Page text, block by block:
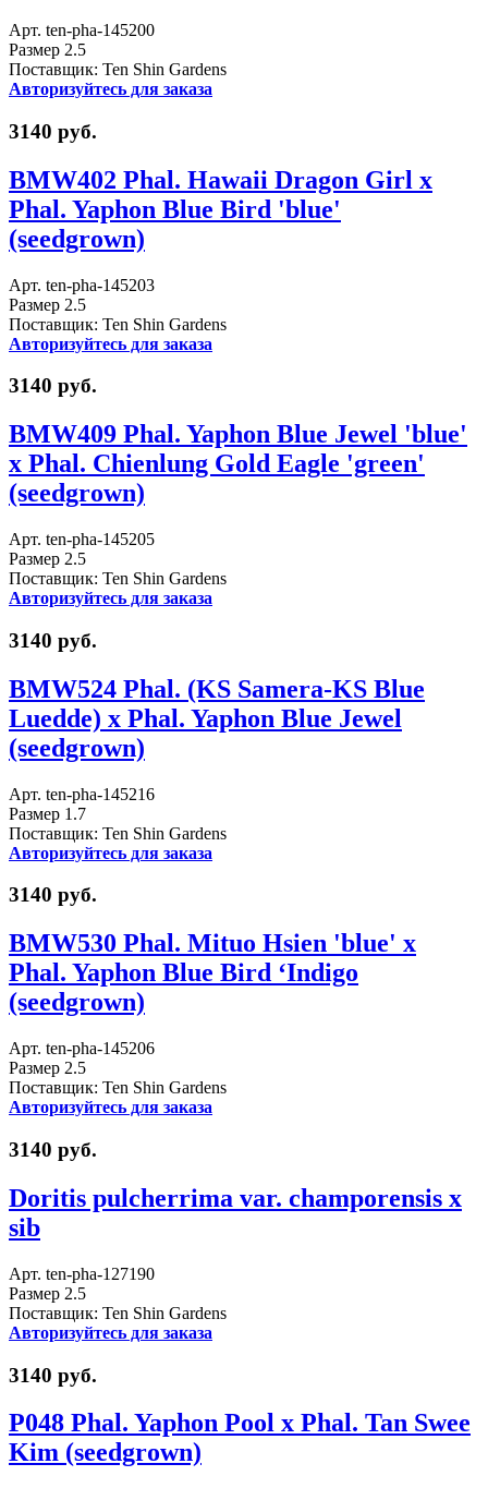
Арт. ten-pha-145200
Размер 2.5
Поставщик: Ten Shin Gardens
Авторизуйтесь для заказа
3140 руб.
BMW402 Phal. Hawaii Dragon Girl x
Phal. Yaphon Blue Bird 'blue'
(seedgrown)
Арт. ten-pha-145203
Размер 2.5
Поставщик: Ten Shin Gardens
Авторизуйтесь для заказа
3140 руб.
BMW409 Phal. Yaphon Blue Jewel 'blue'
x Phal. Chienlung Gold Eagle 'green'
(seedgrown)
Арт. ten-pha-145205
Размер 2.5
Поставщик: Ten Shin Gardens
Авторизуйтесь для заказа
3140 руб.
BMW524 Phal. (KS Samera-KS Blue
Luedde) x Phal. Yaphon Blue Jewel
(seedgrown)
Арт. ten-pha-145216
Размер 1.7
Поставщик: Ten Shin Gardens
Авторизуйтесь для заказа
3140 руб.
BMW530 Phal. Mituo Hsien 'blue' x
Phal. Yaphon Blue Bird ‘Indigo
(seedgrown)
Арт. ten-pha-145206
Размер 2.5
Поставщик: Ten Shin Gardens
Авторизуйтесь для заказа
3140 руб.
Doritis pulcherrima var. champorensis x
sib
Арт. ten-pha-127190
Размер 2.5
Поставщик: Ten Shin Gardens
Авторизуйтесь для заказа
3140 руб.
P048 Phal. Yaphon Pool x Phal. Tan Swee
Kim (seedgrown)